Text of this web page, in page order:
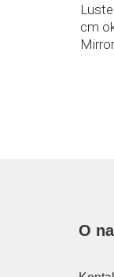
cm
Mirror
O